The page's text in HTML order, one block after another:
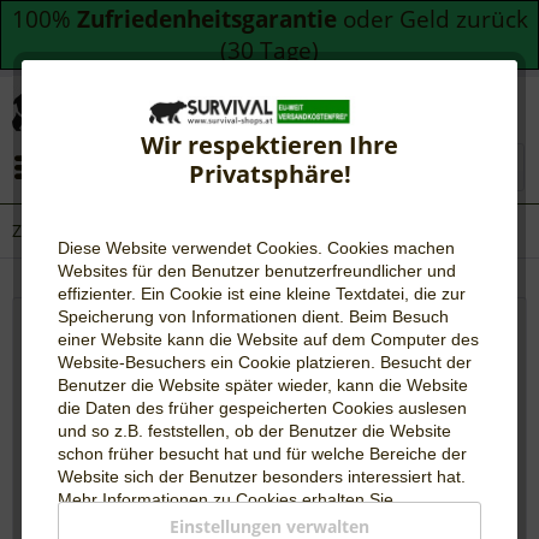
100% Zufriedenheitsgarantie oder Geld zurück
(30 Tage)
Wir respektieren Ihre
Privatsphäre!
Diese Website verwendet Cookies. Cookies machen
Websites für den Benutzer benutzerfreundlicher und
effizienter. Ein Cookie ist eine kleine Textdatei, die zur
Speicherung von Informationen dient. Beim Besuch
einer Website kann die Website auf dem Computer des
Website-Besuchers ein Cookie platzieren. Besucht der
Benutzer die Website später wieder, kann die Website
die Daten des früher gespeicherten Cookies auslesen
und so z.B. feststellen, ob der Benutzer die Website
schon früher besucht hat und für welche Bereiche der
Website sich der Benutzer besonders interessiert hat.
Mehr Informationen zu Cookies erhalten Sie
WIKIPEDIA.
Einstellungen verwalten
Zelte & Matten
Zelte für Camping und Survival im
Outdoorbereich
Wenn ein Ausflug ins Grüne und eine Übernachtung im
freien geplant ist, darf ein passendes Zelt nicht fehlen.
Zur Auswahl stehen die unterschiedlichsten Zelte. Egal
ob Campingwochenende,...
mehr erfahren »